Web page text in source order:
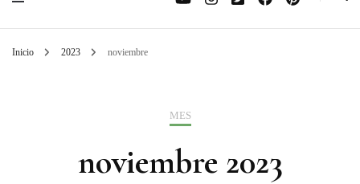
Inicio 2023 noviembre
MES
noviembre 2023